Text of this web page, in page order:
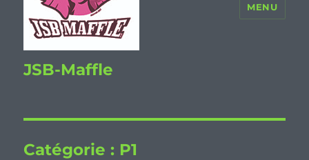
JSB-Maffle
MENU
Catégorie : P1